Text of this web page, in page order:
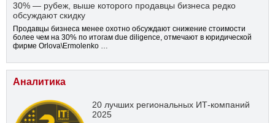
30% — рубеж, выше которого продавцы бизнеса редко
обсуждают скидку
Продавцы бизнеса менее охотно обсуждают снижение стоимости
более чем на 30% по итогам due diligence, отмечают в юридической
фирме Orlova\Ermolenko …
Аналитика
20 лучших региональных ИТ-компаний
2025